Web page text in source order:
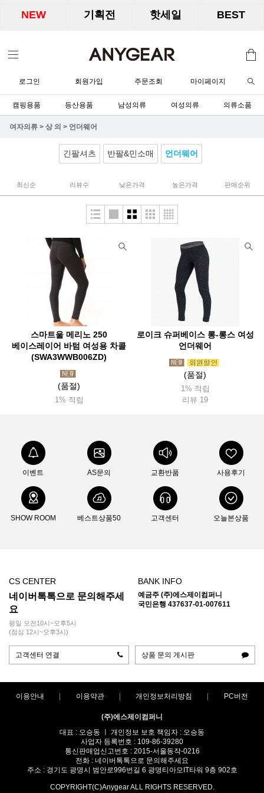
NEW 기획전 핫세일 BEST
로그인 회원가입 주문조회 마이페이지
캠핑용품 등산용품 남성의류 여성의류 의류소품
여자의류 > 상 의 > 언더웨어
긴팔셔츠 반팔&민소매 언더웨어
최신순 리뷰수 낮은가격 높은가격 판매순위
스마트울 메리노 250
베이스레이어 바텀 여성용 차콜
(SWA3WWB006ZD)
(품절)
1% 적립
로이크 슈퍼베이스 롱-롱스 여성
언더웨어
(품절)
1% 적립
리뷰 19
이벤트 AS문의 교환반품 사용후기
SHOW ROOM 베스트상품50 고객센터 오늘본상품
CS CENTER
네이버톡톡으로 문의해주세
요
평일 오전10시~오후5시
(점심 12시~오후3시)
BANK INFO
예금주 (주)에스제이컴퍼니
국민은행 437637-01-007611
고객센터 연결 상품 문의 게시판
이용안내 이용약관 개인정보처리방침 PC버전
(주)에스제이컴퍼니
대표 : 오승동 ㅣ 개인정보 보호 책임자 : 오승동
사업자 등록번호 : 109-86-39280
통신판매업신고번호 : 2015-서울동작-0216
전화 : 네이버톡톡으로 문의해주세요
주소 : 경기도 광명시 범안로996번길 6 광명티아모IT타워 9층 902호
COPYRIGHT(C)Anygear ALL RIGHTS RESERVED.